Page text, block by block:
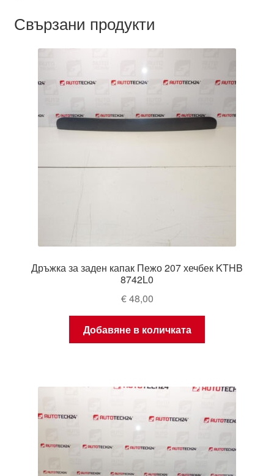
Свързани продукти
Дръжка за заден капак Пежо 207 хечбек KTHB
8742L0
€48,00
Добавяне в количката